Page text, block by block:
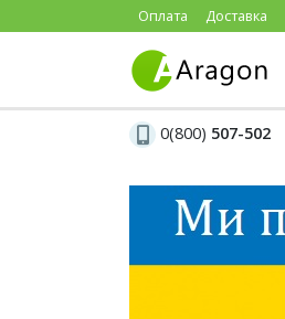
Оплата Доставка
0(800) 507-502